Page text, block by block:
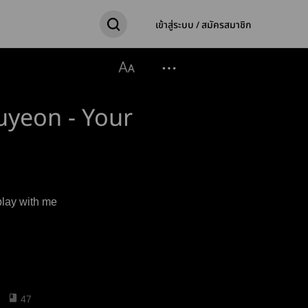
เข้าสู่ระบบ / สมัครสมาชิก
- Your
game? Come play with me
47